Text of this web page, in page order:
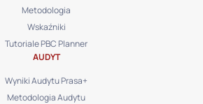
Metodologia
Wskaźniki
Tutoriale PBC Planner
AUDYT
Wyniki Audytu Prasa+
Metodologia Audytu